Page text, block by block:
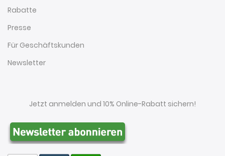
Rabatte
Presse
Für Geschäftskunden
Newsletter
Jetzt anmelden und 10% Online-Rabatt sichern!